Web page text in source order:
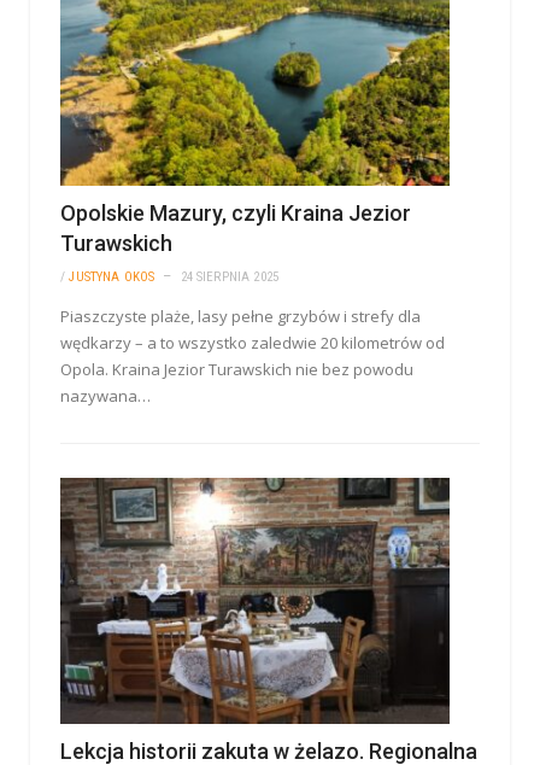
Opolskie Mazury, czyli Kraina Jezior
Turawskich
/JUSTYNA OKOS 24 SIERPNIA 2025
Piaszczyste plaże, lasy pełne grzybów i strefy dla
wędkarzy – a to wszystko zaledwie 20 kilometrów od
Opola. Kraina Jezior Turawskich nie bez powodu
nazywana…
Lekcja historii zakuta w żelazo. Regionalna